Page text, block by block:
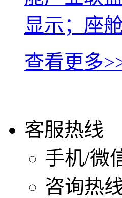
显示；座
查看更多
客服热线
手机/微
咨询热